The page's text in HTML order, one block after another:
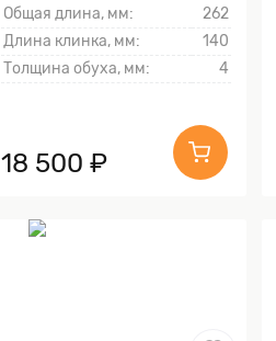
Общая длина, мм:
262
Длина клинка, мм:
140
Толщина обуха, мм:
4
18 500 ₽